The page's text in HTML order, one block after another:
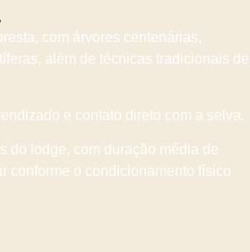
com árvores centenárias,
além de técnicas tradicionais de
e contato direto com a selva.
do lodge, com duração média de
conforme o condicionamento físico